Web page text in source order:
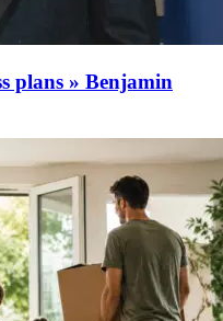
plans » Benjamin